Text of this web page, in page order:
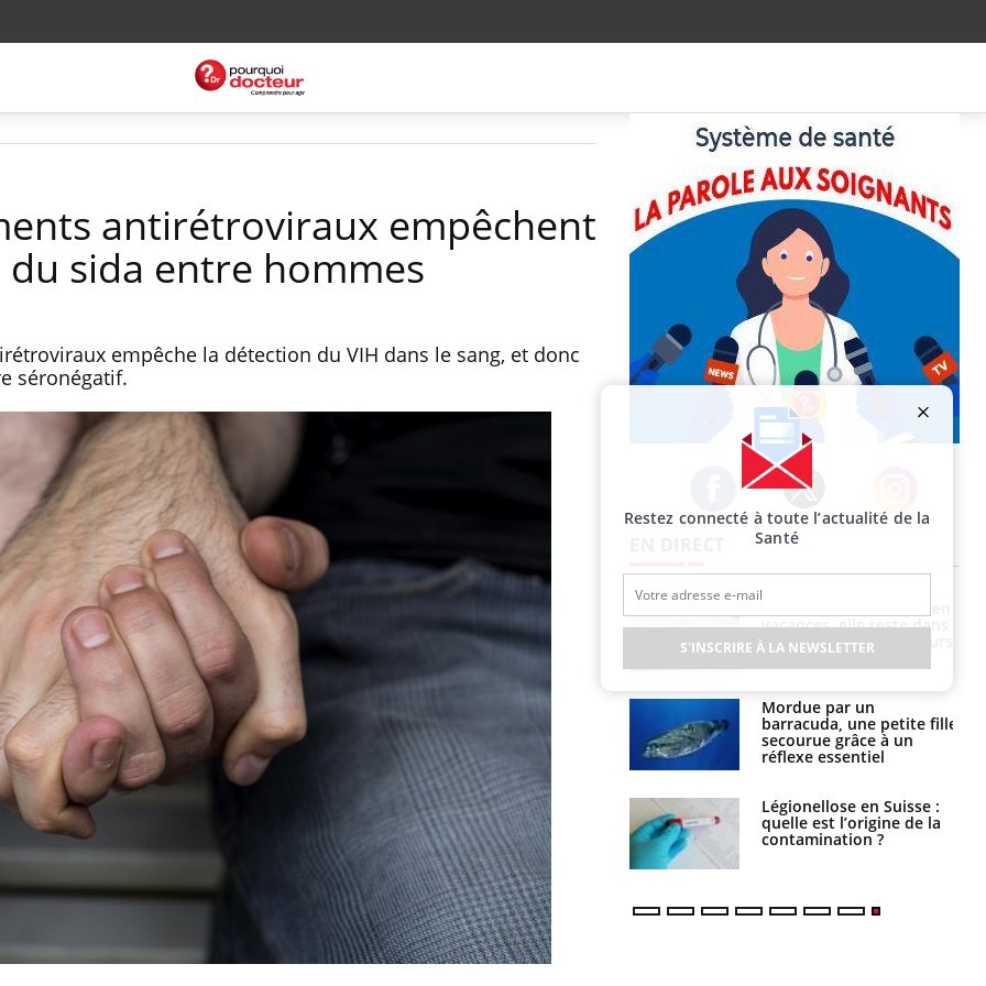
antirétroviraux empêchent
sida entre hommes
empêche la détection du VIH dans le sang, et donc
séronégatif.
Facebook Twitter Instagram
Pourquoi votre ventre
gâche-t-il les premiers
jours de vos vacances ?
Fortes chaleurs :
pourquoi le risque de
noyade grimpe-t-il ?
Le Viagra pourrait-il
Pourquoi manger moins
de protéines pourrait
finalement être bénéfique
Grossesse et chaleur : ce
que dit la science
Le smartphone nuit-il à
l'apprentissage de la
lecture ?
vacances, elle reste dans
le coma pendant 42 jours
Mordue par un
barracuda, une petite fille
secourue grâce à un
réflexe essentiel
Légionellose en Suisse :
quelle est l’origine de la
contamination ?
Restez connecté à toute l’actualité de la
Santé
S'INSCRIRE À LA NEWSLETTER